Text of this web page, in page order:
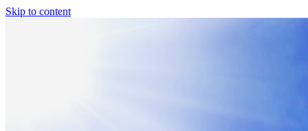
Skip to content